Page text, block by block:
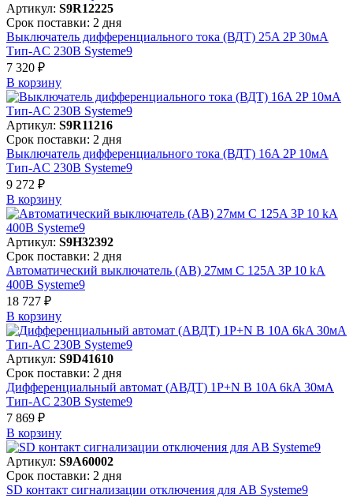
Артикул: S9R12225
Срок поставки: 2 дня
Выключатель дифференциального тока (ВДТ) 25A 2P 30мА
Тип-AC 230В Systeme9
7 320 ₽
В корзинy
Артикул: S9R11216
Срок поставки: 2 дня
Выключатель дифференциального тока (ВДТ) 16A 2P 10мА
Тип-AC 230В Systeme9
9 272 ₽
В корзинy
Артикул: S9H32392
Срок поставки: 2 дня
Автоматический выключатель (АВ) 27мм C 125A 3P 10 kA
400В Systeme9
18 727 ₽
В корзинy
Артикул: S9D41610
Срок поставки: 2 дня
Дифференциальный автомат (АВДТ) 1P+N B 10A 6kA 30мА
Тип-AC 230В Systeme9
7 869 ₽
В корзинy
Артикул: S9A60002
Срок поставки: 2 дня
SD контакт сигнализации отключения для АВ Systeme9